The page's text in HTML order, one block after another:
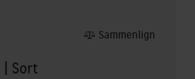
| Sort
Sammenlign